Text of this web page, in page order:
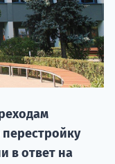
в ответ на